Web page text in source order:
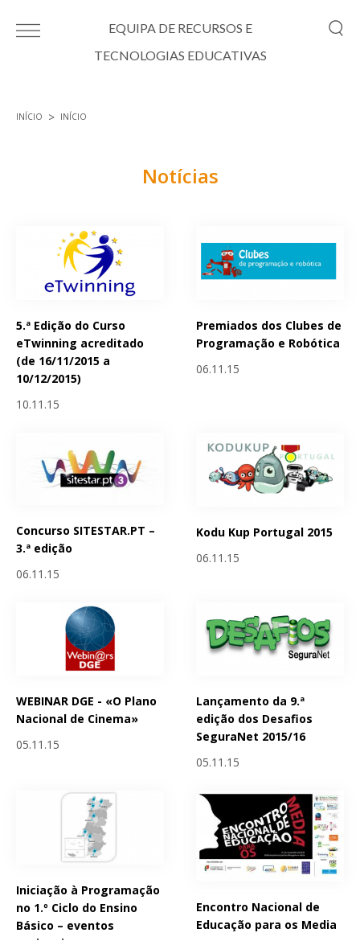
EQUIPA DE RECURSOS E
TECNOLOGIAS EDUCATIVAS
INÍCIO INÍCIO
Notícias
5.ª Edição do Curso
eTwinning acreditado
(de 16/11/2015 a
10/12/2015)
10.11.15
Premiados dos Clubes de
Programação e Robótica
06.11.15
Concurso SITESTAR.PT –
3.ª edição
06.11.15
Kodu Kup Portugal 2015
06.11.15
WEBINAR DGE - «O Plano
Nacional de Cinema»
05.11.15
Lançamento da 9.ª
edição dos Desafios
SeguraNet 2015/16
05.11.15
Iniciação à Programação
no 1.º Ciclo do Ensino
Básico – eventos
Encontro Nacional de
Educação para os Media
Páginas